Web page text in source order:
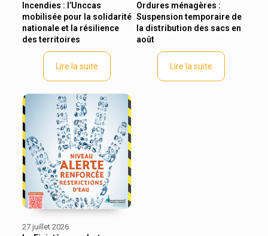
Incendies : l’Unccas
mobilisée pour la solidarité
nationale et la résilience
des territoires
Lire la suite
Ordures ménagères :
Suspension temporaire de
la distribution des sacs en
août
Lire la suite
27 juillet 2026